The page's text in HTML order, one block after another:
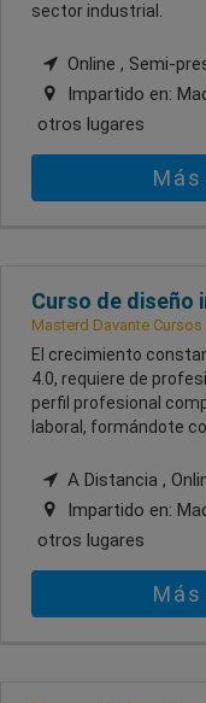
sector industrial.
Online , Semi-
Impartido en:
otros lugares
Curso de diseño
Masterd Davante Cursos
El crecimiento
4.0, requiere de
perfil profesional
laboral, formándote
A Distancia ,
Impartido en:
otros lugares